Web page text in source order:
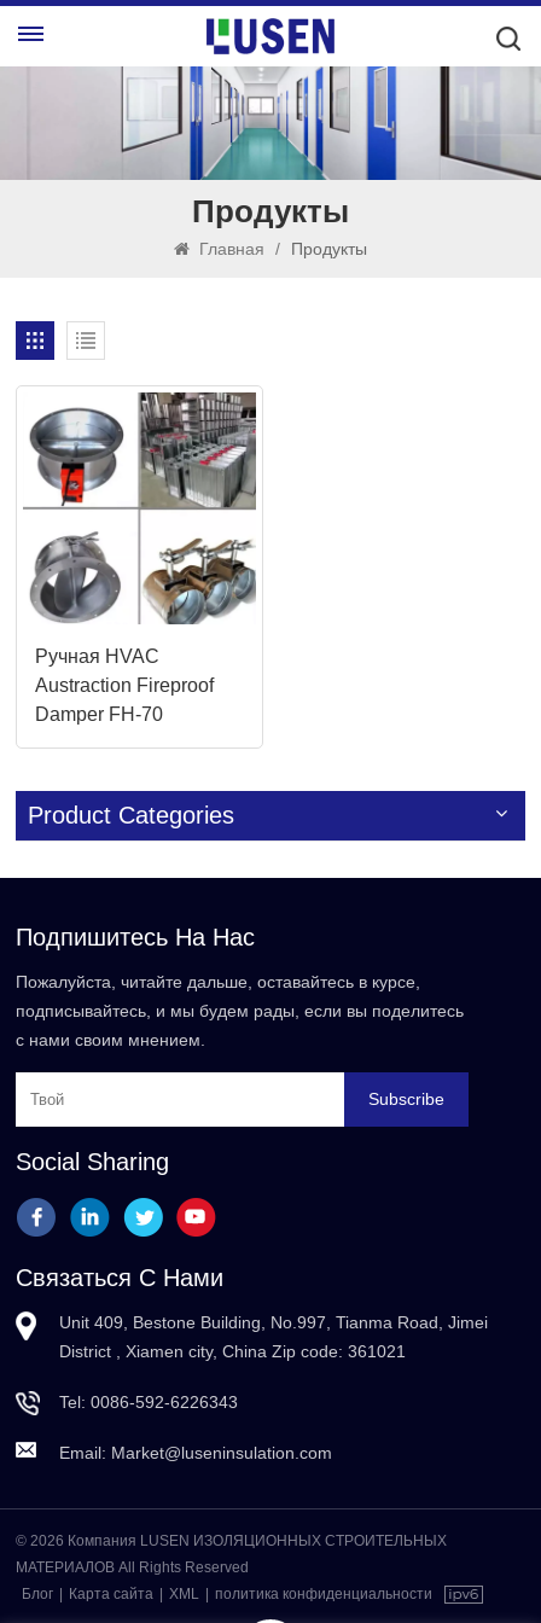
Продукты
Главная / Продукты
Ручная HVAC
Austraction Fireproof
Damper FH-70
Product Categories
Подпишитесь На Нас
Пожалуйста, читайте дальше, оставайтесь в курсе,
подписывайтесь, и мы будем рады, если вы поделитесь
с нами своим мнением.
Subscribe
Social Sharing
Связаться С Нами
Unit 409, Bestone Building, No.997, Tianma Road, Jimei
District , Xiamen city, China Zip code: 361021
Tel:0086-592-6226343
Email: Market@luseninsulation.com
© 2026 Компания LUSEN ИЗОЛЯЦИОННЫХ СТРОИТЕЛЬНЫХ
МАТЕРИАЛОВ All Rights Reserved
Блог
Карта сайта XML политика конфиденциальности